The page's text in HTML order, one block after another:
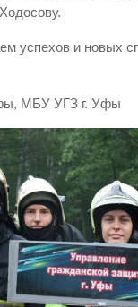
успехов и новых
МБУ УГЗ г. Уфы